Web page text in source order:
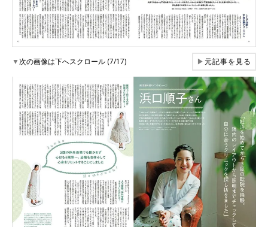
▼次の画像は下へスクロール (7/17) ▶元記事を見る